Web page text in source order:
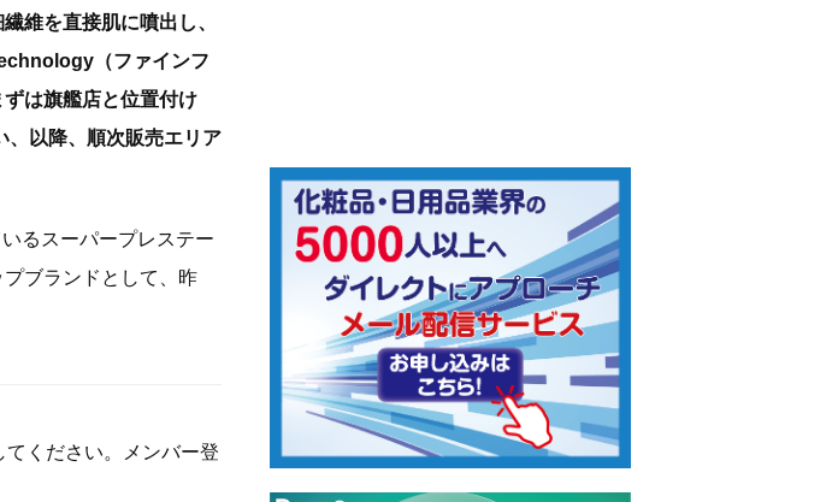
維を直接肌に噴出し、
（ファインフ
は旗艦店と位置付け
、以降、順次販売エリア
るスーパープレステー
ブランドとして、昨
ください。メンバー登